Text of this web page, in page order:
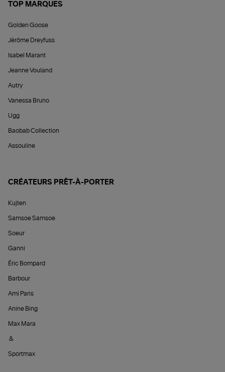
TOP MARQUES
Golden Goose
Jérôme Dreyfuss
Isabel Marant
Jeanne Vouland
Autry
Vanessa Bruno
Ugg
Baobab Collection
Assouline
CRÉATEURS PRÊT-À-PORTER
Kujten
Samsoe Samsoe
Soeur
Ganni
Éric Bompard
Barbour
Ami Paris
Anine Bing
Max Mara
&
Sportmax